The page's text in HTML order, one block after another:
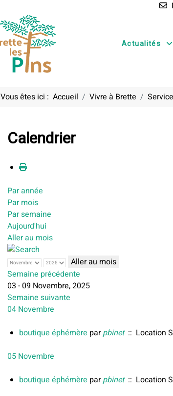
Actualités
Vous êtes ici : Accueil Vivre à Brette
Calendrier
Par année
Par mois
Par semaine
Aujourd'hui
Aller au mois
Aller au mois
Semaine précédente
03 - 09 Novembre, 2025
Semaine suivante
04 Novembre
boutique éphémère parpbinet:: Location
05 Novembre
boutique éphémère parpbinet:: Location